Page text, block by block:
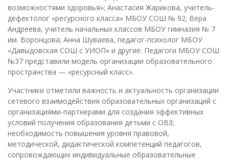
возможностями здоровья»; Анастасия Жарикова, учитель-
дефектолог «ресурсного класса» МБОУ СОШ № 92; Вера
Андреева, учитель начальных классов МБОУ гимназия № 7
им. Воронцова; Анна Шуваева, педагог-психолог МБОУ
«Давыдовская СОШ с УИОП» и другие. Педагоги МБОУ СОШ
№37 представили модель организации образовательного
пространства — «ресурсный класс».
Участники отметили важность и актуальность организации
сетевого взаимодействия образовательных организаций с
организациями-партнерами для создания эффективных
условий получения образования детьми с ОВЗ;
необходимость повышения уровня правовой,
методической, дидактической компетенций педагогов,
сопровождающих индивидуальные образовательные